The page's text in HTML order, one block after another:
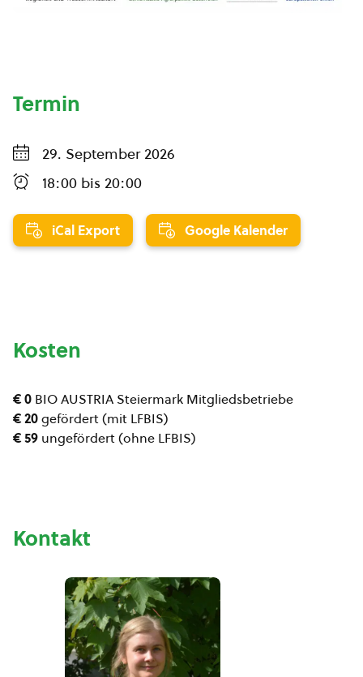
Termin
29. September 2026
18:00 bis 20:00
iCal Export Google Kalender
Kosten
€ 0 BIO AUSTRIA Steiermark Mitgliedsbetriebe
€ 20gefördert (mit LFBIS)
€ 59 ungefördert (ohne LFBIS)
Kontakt